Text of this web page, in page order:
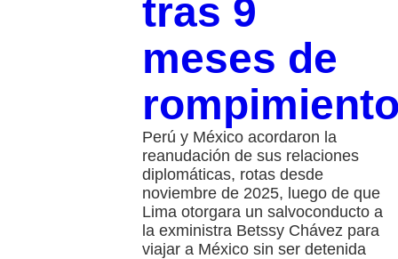
tras 9
meses de
Perú y México acordaron la
reanudación de sus relaciones
diplomáticas, rotas desde
noviembre de 2025, luego de que
Lima otorgara un salvoconducto a
la exministra Betssy Chávez para
viajar a México sin ser detenida